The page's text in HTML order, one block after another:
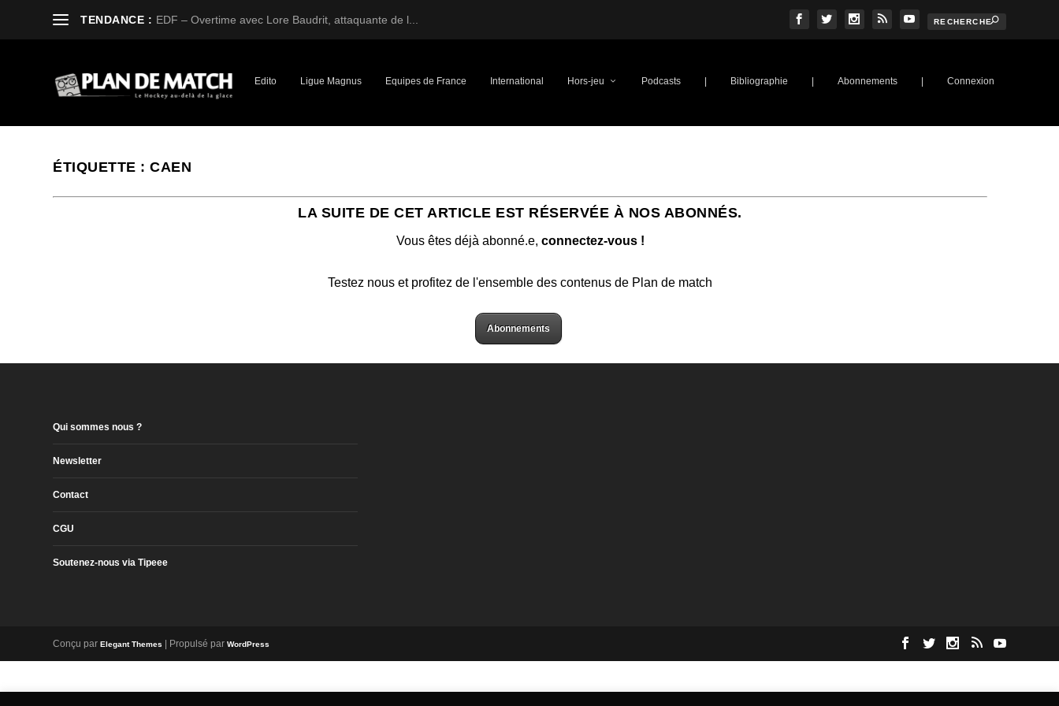
TENDANCE : EDF – Overtime avec Lore Baudrit, attaquante de l...
Edito Ligue Magnus Equipes de France International Hors-jeu Podcasts Bibliographie Abonnements Connexion
ÉTIQUETTE :CAEN
LA SUITE DE CET ARTICLE EST RÉSERVÉE À NOS ABONNÉS.
Vous êtes déjà abonné.e, connectez-vous !
Testez nous et profitez de l'ensemble des contenus de Plan de match
Abonnements
Qui sommes nous ?
Newsletter
Contact
CGU
Soutenez-nous via Tipeee
Conçu parElegant Themes | Propulsé parWordPress